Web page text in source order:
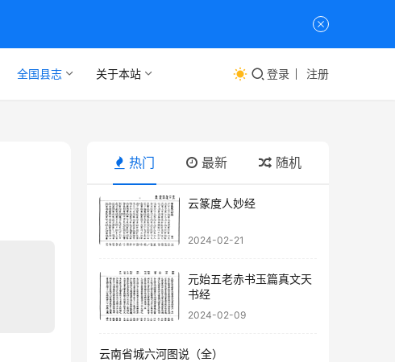
全国县志 关于本站 登录 注册
热门 最新 随机
云篆度人妙经
2024-02-21
元始五老赤书玉篇真文天
书经
2024-02-09
云南省城六河图说（全）